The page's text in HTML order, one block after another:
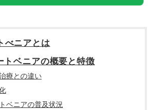
べニアとは
トベニアの概要と特徴
療との違い
ベニアの普及状況